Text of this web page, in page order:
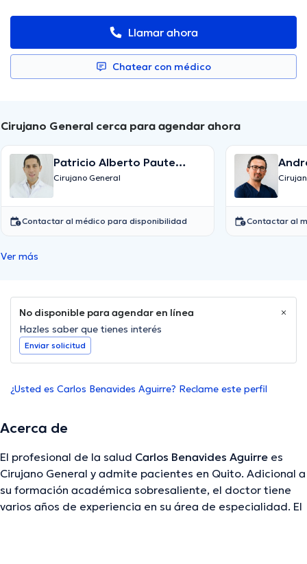
Llamar ahora
Chatear con médico
Cirujano General cerca para agendar ahora
Patricio Alberto Paute
Vallejo
Cirujano General
Contactar al médico para disponibilidad Contactar al
Ver más
No disponible para agendar en línea
Hazles saber que tienes interés
Enviar solicitud
¿Usted es Carlos Benavides Aguirre? Reclame este perfil
Acerca de
El profesional de la salud Carlos Benavides Aguirre es
Cirujano General y admite pacientes en Quito. Adicional a
su formación académica sobresaliente, el doctor tiene
varios años de experiencia en su área de especialidad. El